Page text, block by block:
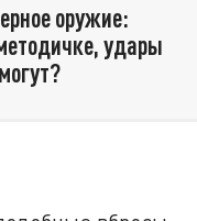
оружие:
удары